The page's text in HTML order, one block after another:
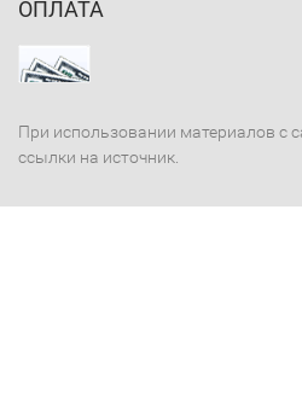
ОПЛАТА
При использовании материалов с
ссылки на источник.